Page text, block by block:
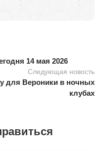
14 мая 2026
Следующая новость
для Вероники в ночных
клубах